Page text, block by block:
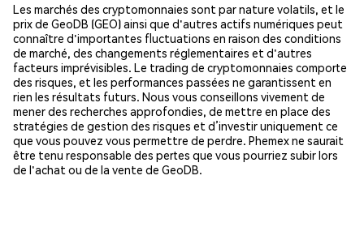
Les marchés des cryptomonnaies sont par nature volatils, et le
prix de GeoDB (GEO) ainsi que d'autres actifs numériques peut
connaître d'importantes fluctuations en raison des conditions
de marché, des changements réglementaires et d'autres
facteurs imprévisibles. Le trading de cryptomonnaies comporte
des risques, et les performances passées ne garantissent en
rien les résultats futurs. Nous vous conseillons vivement de
mener des recherches approfondies, de mettre en place des
stratégies de gestion des risques et d’investir uniquement ce
que vous pouvez vous permettre de perdre. Phemex ne saurait
être tenu responsable des pertes que vous pourriez subir lors
de l'achat ou de la vente de GeoDB.